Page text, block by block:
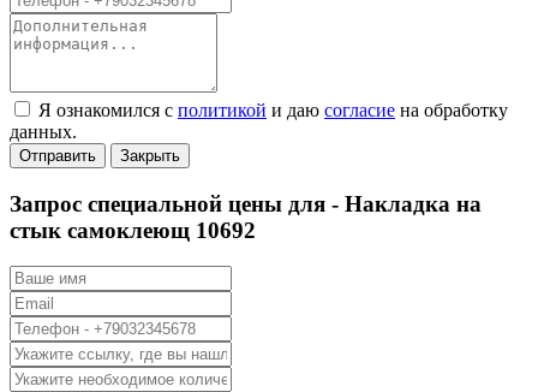
Я ознакомился с политикой и даю согласие на обработку
данных.
Отправить Закрыть
Запрос специальной цены для - Накладка на
стык самоклеющ 10692